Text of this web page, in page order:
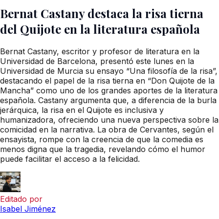
Bernat Castany destaca la risa tierna
del Quijote en la literatura española
Bernat Castany, escritor y profesor de literatura en la
Universidad de Barcelona, presentó este lunes en la
Universidad de Murcia su ensayo “Una filosofía de la risa”,
destacando el papel de la risa tierna en “Don Quijote de la
Mancha” como uno de los grandes aportes de la literatura
española. Castany argumenta que, a diferencia de la burla
jerárquica, la risa en el Quijote es inclusiva y
humanizadora, ofreciendo una nueva perspectiva sobre la
comicidad en la narrativa. La obra de Cervantes, según el
ensayista, rompe con la creencia de que la comedia es
menos digna que la tragedia, revelando cómo el humor
puede facilitar el acceso a la felicidad.
Editado por
Isabel Jiménez